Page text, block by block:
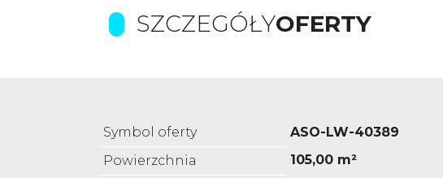
SZCZEGÓŁYOFERTY
Symbol oferty
ASO-LW-40389
Powierzchnia
105,00 m²